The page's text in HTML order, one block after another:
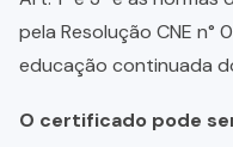
pela Resolução CNE n°
educação continuada
O certificado pode